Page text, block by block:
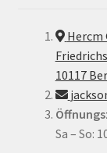
Hercm
10117
Sa – So: